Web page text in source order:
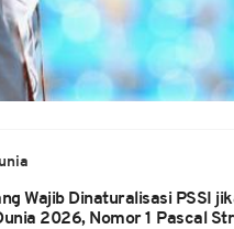
Wajib Dinaturalisasi PSSI
2026, Nomor 1 Pascal